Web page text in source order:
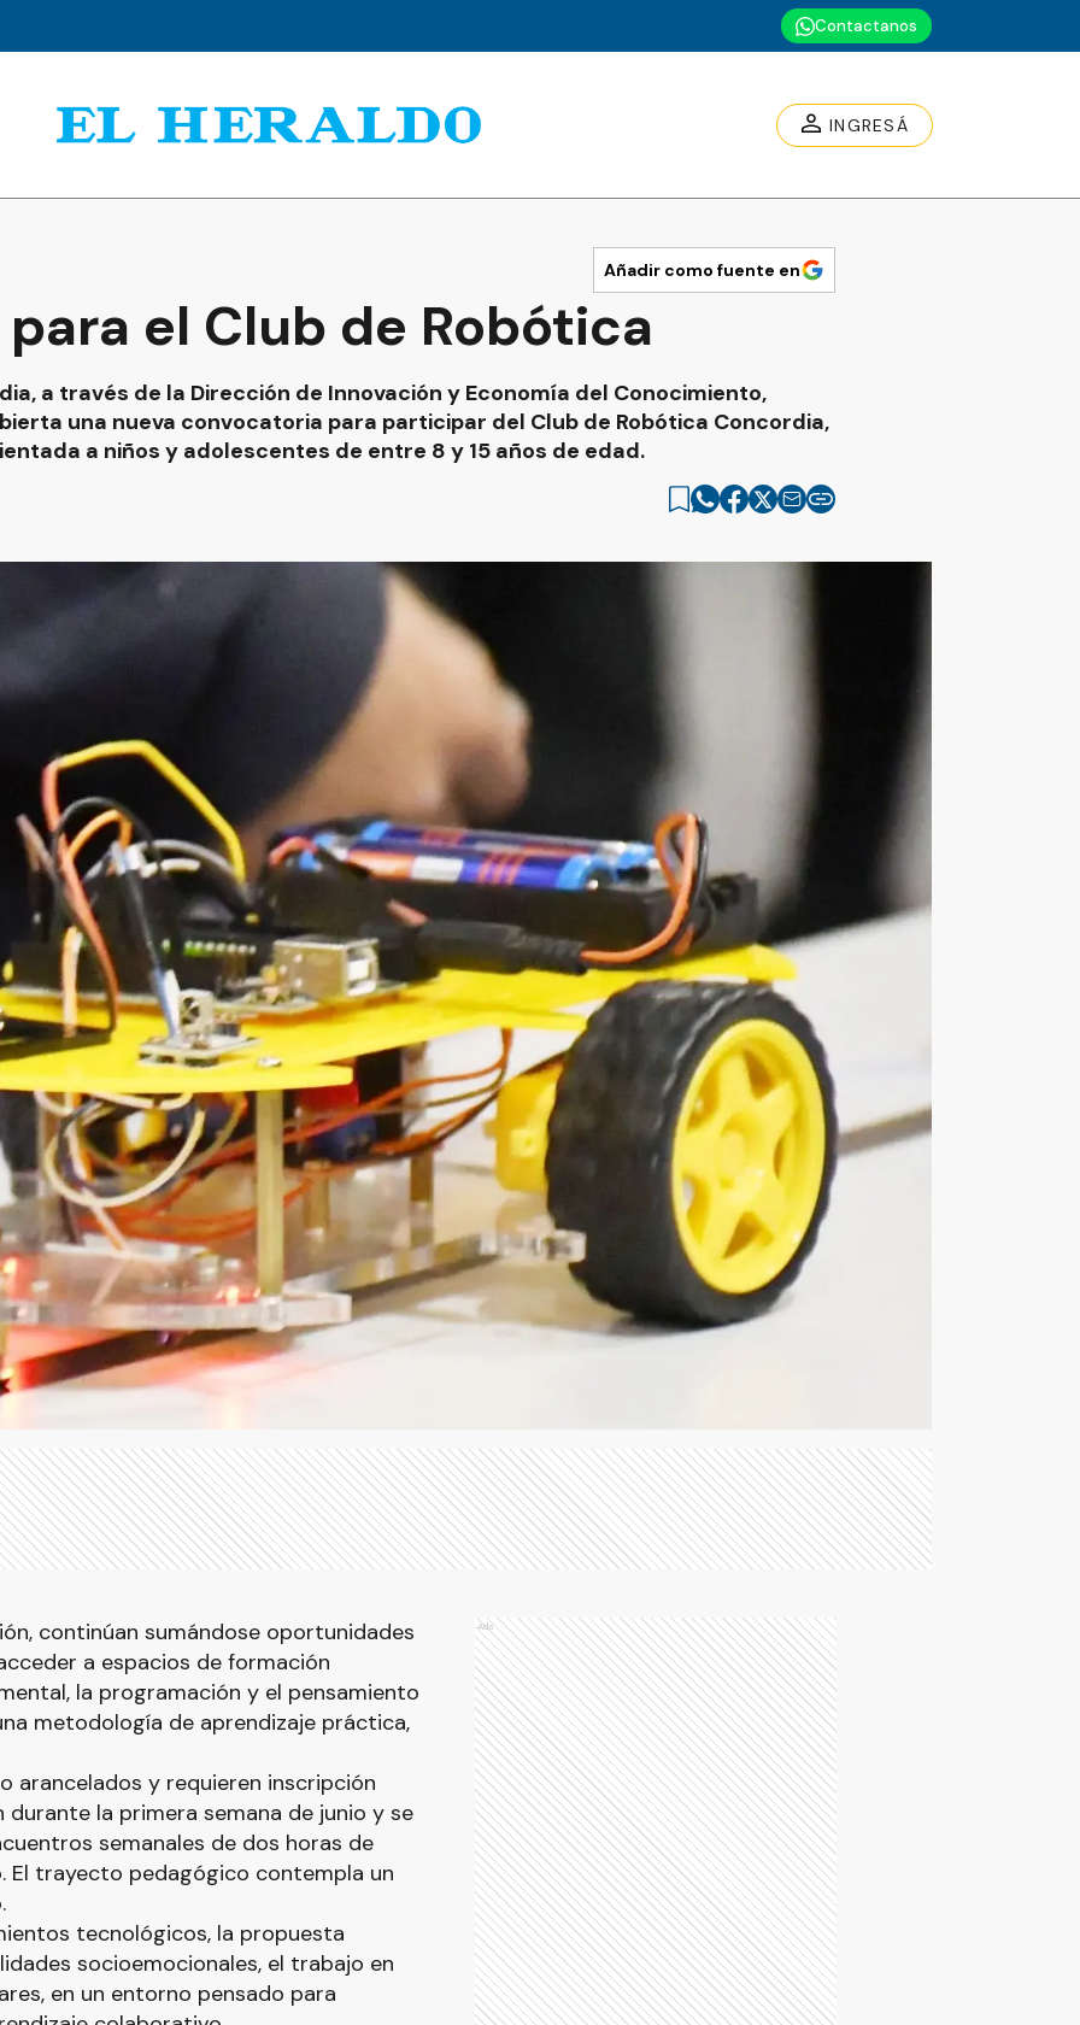
Contactanos
INGRESÁ
Añadir como fuente en
el Club de Robótica
a través de la Dirección de Innovación y Economía del Conocimiento,
una nueva convocatoria para participar del Club de Robótica Concordia,
a niños y adolescentes de entre 8 y 15 años de edad.
continúan sumándose oportunidades
a espacios de formación
la programación y el pensamiento
metodología de aprendizaje práctica,
arancelados y requieren inscripción
la primera semana de junio y se
semanales de dos horas de
El trayecto pedagógico contempla un
tecnológicos, la propuesta
socioemocionales, el trabajo en
en un entorno pensado para
Ads